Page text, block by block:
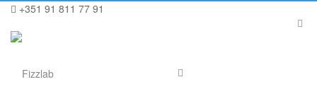
+351 91 811 77 91